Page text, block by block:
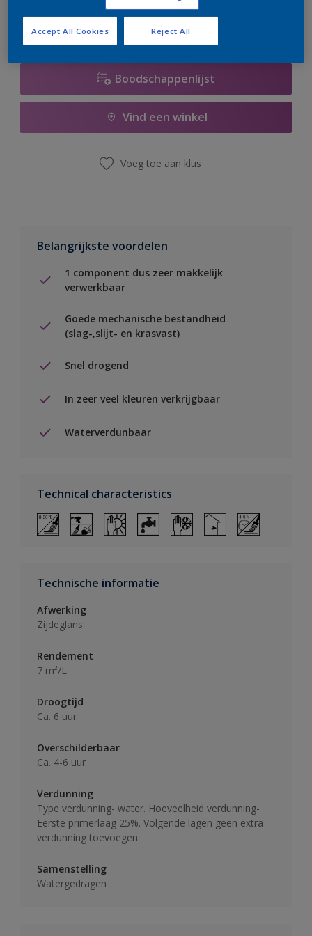
Boodschappenlijst
Vind een winkel
Voeg toe aan klus
Belangrijkste voordelen
1 component dus zeer makkelijk
verwerkbaar
Goede mechanische bestandheid
(slag-,slijt- en krasvast)
Snel drogend
In zeer veel kleuren verkrijgbaar
Waterverdunbaar
Technical characteristics
Technische informatie
Afwerking
Zijdeglans
Rendement
7 m²/L
Droogtijd
Ca. 6 uur
Overschilderbaar
Ca. 4-6 uur
Verdunning
Type verdunning- water. Hoeveelheid verdunning-
Eerste primerlaag 25%. Volgende lagen geen extra
verdunning toevoegen.
Samenstelling
Watergedragen
Reject All
Accept All Cookies